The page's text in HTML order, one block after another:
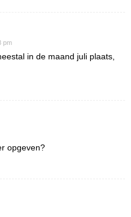
pm
in de maand juli plaats,
opgeven?